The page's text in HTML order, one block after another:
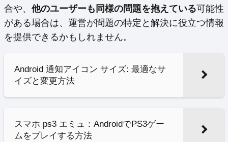
合や、 他のユーザーも同様の問題を抱えている可能性
がある場合は、運営が問題の特定と解決に役立つ情報
を提供できるかもしれません。
Android 通知アイコン サイズ: 最適なサ
イズと変更方法
スマホ ps3 エミュ：AndroidでPS3ゲー
ムをプレイする方法